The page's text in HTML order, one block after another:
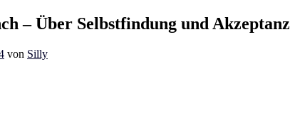
– Über Selbstfindung und Akzeptanz
von Silly